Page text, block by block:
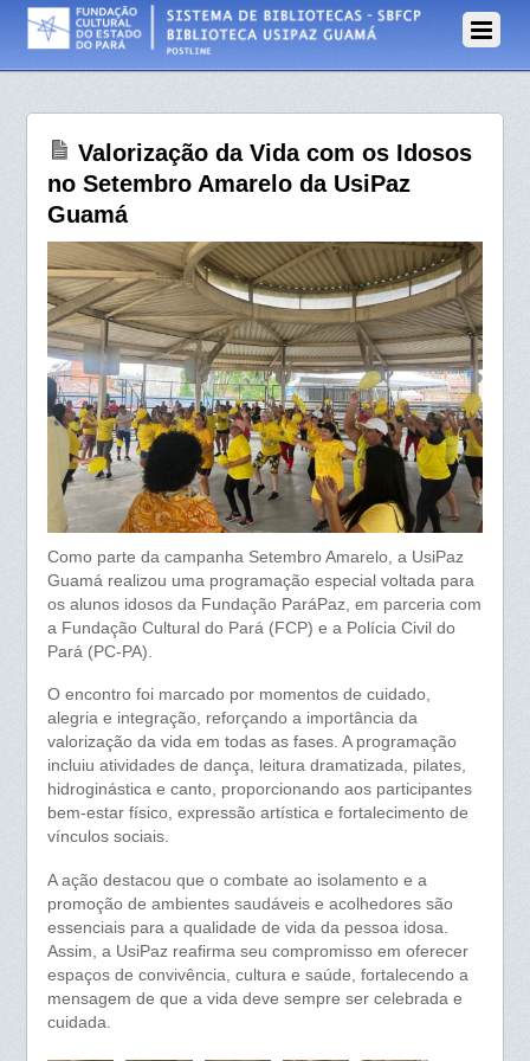
2025
Valorização da Vida com os Idosos
no Setembro Amarelo da UsiPaz
Guamá
Como parte da campanha Setembro Amarelo, a UsiPaz
Guamá realizou uma programação especial voltada para
os alunos idosos da Fundação ParáPaz, em parceria com
a Fundação Cultural do Pará (FCP) e a Polícia Civil do
Pará (PC-PA).
O encontro foi marcado por momentos de cuidado,
alegria e integração, reforçando a importância da
valorização da vida em todas as fases. A programação
incluiu atividades de dança, leitura dramatizada, pilates,
hidroginástica e canto, proporcionando aos participantes
bem-estar físico, expressão artística e fortalecimento de
vínculos sociais.
A ação destacou que o combate ao isolamento e a
promoção de ambientes saudáveis e acolhedores são
essenciais para a qualidade de vida da pessoa idosa.
Assim, a UsiPaz reafirma seu compromisso em oferecer
espaços de convivência, cultura e saúde, fortalecendo a
mensagem de que a vida deve sempre ser celebrada e
cuidada.